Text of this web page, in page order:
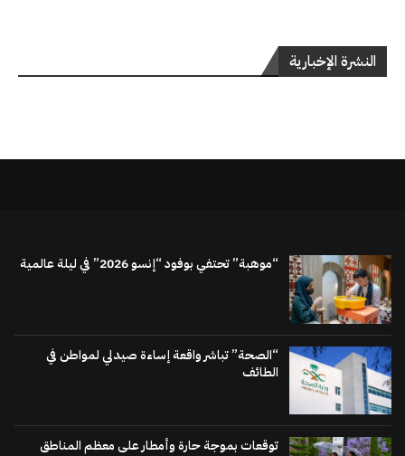
النشرة الإخبارية
“موهبة” تحتفي بوفود “إنسو 2026” في ليلة عالمية
“الصحة” تباشر واقعة إساءة صيدلي لمواطن في
الطائف
توقعات بموجة حارة وأمطار على معظم المناطق